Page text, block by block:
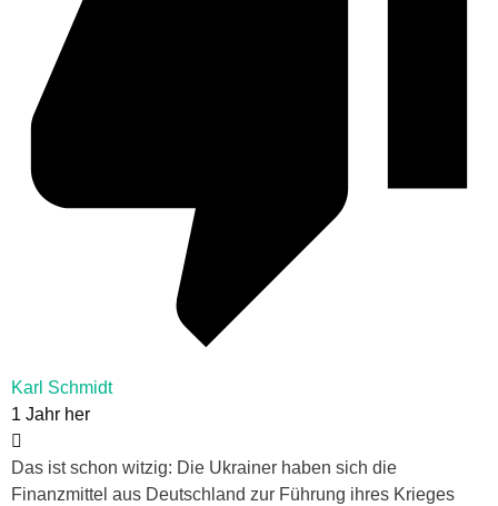
Karl Schmidt
1 Jahr her
Das ist schon witzig: Die Ukrainer haben sich die
Finanzmittel aus Deutschland zur Führung ihres Krieges